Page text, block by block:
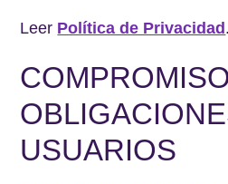
Leer Política de Privacidad .
USUARIOS